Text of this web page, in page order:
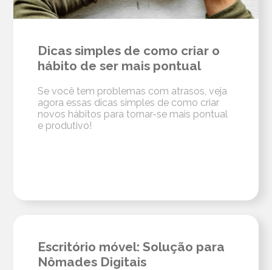
Dicas simples de como criar o
hábito de ser mais pontual
Se você tem problemas com atrasos, veja
agora essas dicas simples de como criar
novos hábitos para tornar-se mais pontual
e produtivo!
Escritório móvel: Solução para
Nômades Digitais